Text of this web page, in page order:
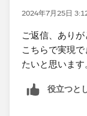
2024年7月25日
ご返信、ありが
こちらで実現
たいと思います
役立つと